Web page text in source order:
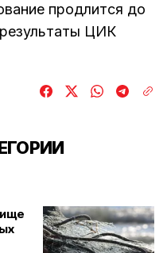
продлится до
ЦИК